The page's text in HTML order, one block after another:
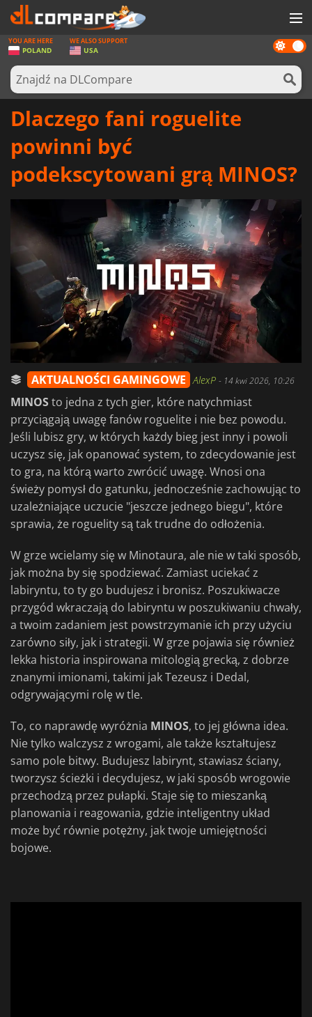
GRY
KARTY DO GIER
OPROGRAMOWANIE
SPRZĘT KOMPUTEROWY
AKTUALNOŚCI
ZALOGUJ SIĘ LUB ZAREJESTRUJ
Dark
mode
YOU ARE HERE
POLAND
WE ALSO SUPPORT
USA
Dlaczego fani roguelite
powinni być
podekscytowani grą MINOS?
AKTUALNOŚCI GAMINGOWE AlexP - 14 kwi 2026, 10:26
MINOSto jedna z tych gier, które natychmiast
przyciągają uwagę fanów roguelite i nie bez powodu.
Jeśli lubisz gry, w których każdy bieg jest inny i powoli
uczysz się, jak opanować system, to zdecydowanie jest
to gra, na którą warto zwrócić uwagę. Wnosi ona
świeży pomysł do gatunku, jednocześnie zachowując to
uzależniające uczucie "jeszcze jednego biegu", które
sprawia, że roguelity są tak trudne do odłożenia.
W grze wcielamy się w Minotaura, ale nie w taki sposób,
jak można by się spodziewać. Zamiast uciekać z
labiryntu, to ty go budujesz i bronisz. Poszukiwacze
przygód wkraczają do labiryntu w poszukiwaniu chwały,
a twoim zadaniem jest powstrzymanie ich przy użyciu
zarówno siły, jak i strategii. W grze pojawia się również
lekka historia inspirowana mitologią grecką, z dobrze
znanymi imionami, takimi jak Tezeusz i Dedal,
odgrywającymi rolę w tle.
To, co naprawdę wyróżnia MINOS, to jej główna idea.
Nie tylko walczysz z wrogami, ale także kształtujesz
samo pole bitwy. Budujesz labirynt, stawiasz ściany,
tworzysz ścieżki i decydujesz, w jaki sposób wrogowie
przechodzą przez pułapki. Staje się to mieszanką
planowania i reagowania, gdzie inteligentny układ
może być równie potężny, jak twoje umiejętności
bojowe.